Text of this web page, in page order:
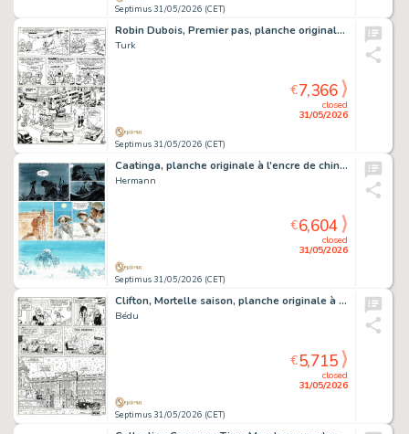
Septimus 31/05/2026 (CET)
Robin Dubois, Premier pas, planche originale à l’encre de chine avec la présence de Clifton dans la dernière case.
Turk
Septimus 31/05/2026 (CET)
closed
31/05/2026
€7,366
Caatinga, planche originale à l’encre de chine et à l’aquarelle pour cet album paru en 1997 au Lombard.
Hermann
Septimus 31/05/2026 (CET)
closed
31/05/2026
€6,604
Clifton, Mortelle saison, planche originale à l’encre de chine avec Buckingham Palace en dernière case pour cet album paru en 1993 au Lombard.
Bédu
Septimus 31/05/2026 (CET)
closed
31/05/2026
€5,715